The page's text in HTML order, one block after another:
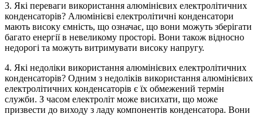
3. Які переваги використання алюмінієвих електролітичних
конденсаторів? Алюмінієві електролітичні конденсатори
мають високу ємність, що означає, що вони можуть зберігати
багато енергії в невеликому просторі. Вони також відносно
недорогі та можуть витримувати високу напругу.
4. Які недоліки використання алюмінієвих електролітичних
конденсаторів? Одним з недоліків використання алюмінієвих
електролітичних конденсаторів є їх обмежений термін
служби. З часом електроліт може висихати, що може
призвести до виходу з ладу компонентів конденсатора. Вони